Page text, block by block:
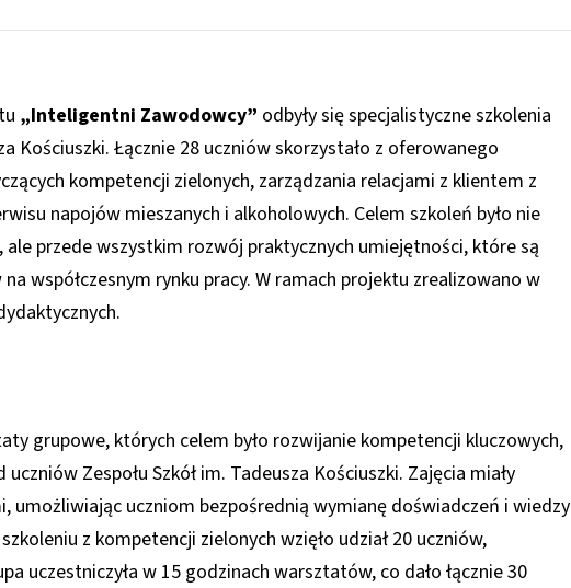
„Inteligentni Zawodowcy” odbyły się specjalistyczne szkolenia
Kościuszki. Łącznie 28 uczniów skorzystało z oferowanego
kompetencji zielonych, zarządzania relacjami z klientem z
napojów mieszanych i alkoholowych. Celem szkoleń było nie
przede wszystkim rozwój praktycznych umiejętności, które są
współczesnym rynku pracy. W ramach projektu zrealizowano w
grupowe, których celem było rozwijanie kompetencji kluczowych,
Zespołu Szkół im. Tadeusza Kościuszki. Zajęcia miały
umożliwiając uczniom bezpośrednią wymianę doświadczeń i wiedzy
z kompetencji zielonych wzięło udział 20 uczniów,
uczestniczyła w 15 godzinach warsztatów, co dało łącznie 30